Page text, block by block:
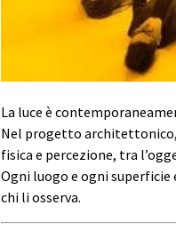
La luce è
Nel progetto architettonico,
fisica e percezione, tra
Ogni luogo e ogni superficie
chi li osserva.